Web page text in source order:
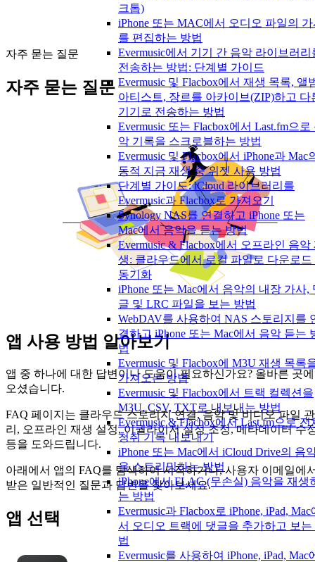
크톱)
iPhone 또는 MAC에서 오디오 파일의
를 편집하는 방법
Evermusic에서 기기 간 음악 라이브러리
전송하는 방법: 단계별 가이드
Evermusic 및 Flacbox에서 재생 목록, 앨
아티스트, 장르를 아카이브(ZIP)하고 다
기기로 전송하는 방법
Evermusic 또는 Flacbox에서 Last.fm으로
악 기록을 스크로블하는 방법
Evermusic 및 Flacbox에서 iPhone과 Mac
동적 지금 재생 중 위젯 사용 방법
단계별 가이드: iCloud 라이브러리를
Evermusic과 Flacbox로 가져오기
Synology NAS를 연결하고 iPhone 또는
Mac에서 음악을 듣는 방법
Evermusic & Flacbox에서 오프라인 음악
생: 클라우드에서 로컬 파일로 다운로드
동기화
iPhone 또는 Mac에서 음악의 내장 가사,
글 및 LRC 파일을 보는 방법
WebDAV를 사용하여 NAS 스토리지를
결하고 iPhone 또는 Mac에서 음악 듣는
법
Evermusic 및 Flacbox에 M3U 재생 목록
가져오는 방법
Evermusic 및 Flacbox에서 트랙 컬렉션을
M3U, CSV, TXT로 내보내는 방법
Evermusic & Flacbox에서 Last.fm으로 전
청취 기록 내보내기
iPhone 또는 Mac에서 iCloud Drive의 음
을 스트리밍하는 방법
iPhone에서 FLAC (무손실) 음악을 재생
는 방법
Evermusic과 Flacbox로 iPhone, iPad, Mac
서 오디오 트랙에 댓글을 추가하고 보는
법
Evermusic를 사용하여 iPhone, iPad, Mac
자주 묻는 질문
자주 묻는 질문
앱 사용 방법 알아보기
앱 중 하나에 대한 답변이나 도움이 필요하신가요? 올바른 곳에
오셨습니다.
FAQ 페이지는 클라우드 스토리지 연결, 음악 및 비디오 파일 관
리, 오프라인 재생 설정, 이퀄라이저 설정 조정, 메타데이터 수
등을 도와드립니다.
아래에서 앱의 FAQ를 탐색하여 시작하거나, 사용자 이메일에
받은 일반적인 질문과 답변을 찾아보세요.
앱 선택